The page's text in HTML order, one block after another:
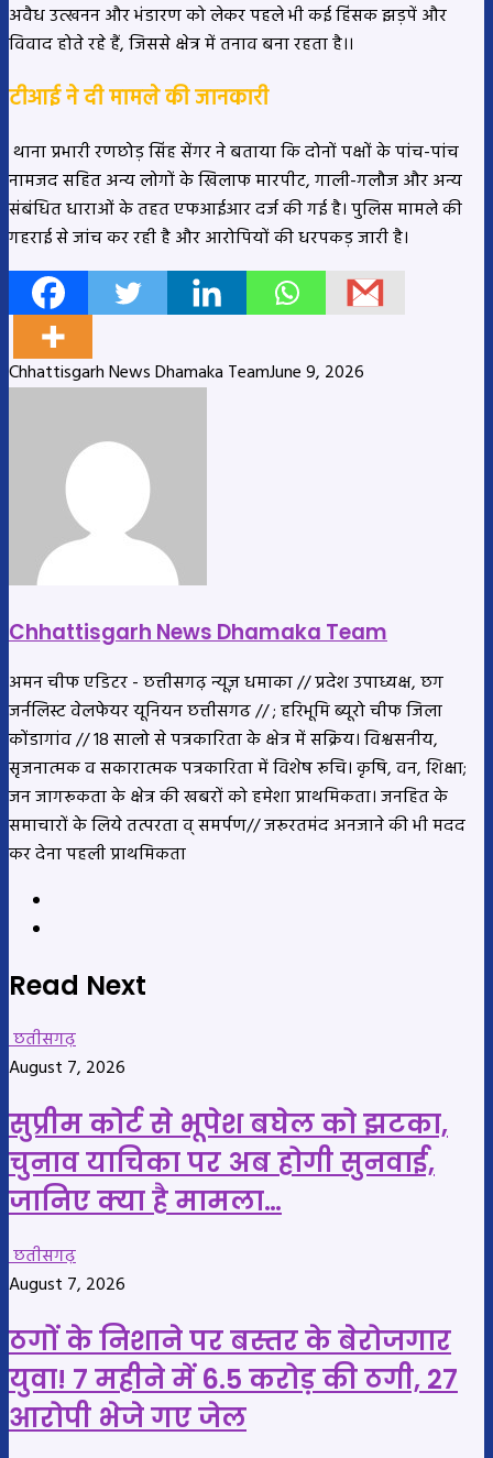
अवैध उत्खनन और भंडारण को लेकर पहले भी कई हिंसक झड़पें और
विवाद होते रहे हैं, जिससे क्षेत्र में तनाव बना रहता है।।
टीआई ने दी मामले की जानकारी
थाना प्रभारी रणछोड़ सिंह सेंगर ने बताया कि दोनों पक्षों के पांच-पांच
नामजद सहित अन्य लोगों के खिलाफ मारपीट, गाली-गलौज और अन्य
संबंधित धाराओं के तहत एफआईआर दर्ज की गई है। पुलिस मामले की
गहराई से जांच कर रही है और आरोपियों की धरपकड़ जारी है।
Chhattisgarh News Dhamaka TeamJune 9, 2026
Chhattisgarh News Dhamaka Team
अमन चीफ एडिटर - छत्तीसगढ़ न्यूज़ धमाका // प्रदेश उपाध्यक्ष, छग
जर्नलिस्ट वेलफेयर यूनियन छत्तीसगढ // ; हरिभूमि ब्यूरो चीफ जिला
कोंडागांव // 18 सालो से पत्रकारिता के क्षेत्र में सक्रिय। विश्वसनीय,
सृजनात्मक व सकारात्मक पत्रकारिता में विशेष रूचि। कृषि, वन, शिक्षा;
जन जागरूकता के क्षेत्र की खबरों को हमेशा प्राथमिकता। जनहित के
समाचारों के लिये तत्परता व् समर्पण// जरूरतमंद अनजाने की भी मदद
कर देना पहली प्राथमिकता
Read Next
छतीसगढ़
August 7, 2026
सुप्रीम कोर्ट से भूपेश बघेल को झटका,
चुनाव याचिका पर अब होगी सुनवाई,
जानिए क्या है मामला…
छतीसगढ़
August 7, 2026
ठगों के निशाने पर बस्तर के बेरोजगार
युवा! 7 महीने में 6.5 करोड़ की ठगी, 27
आरोपी भेजे गए जेल